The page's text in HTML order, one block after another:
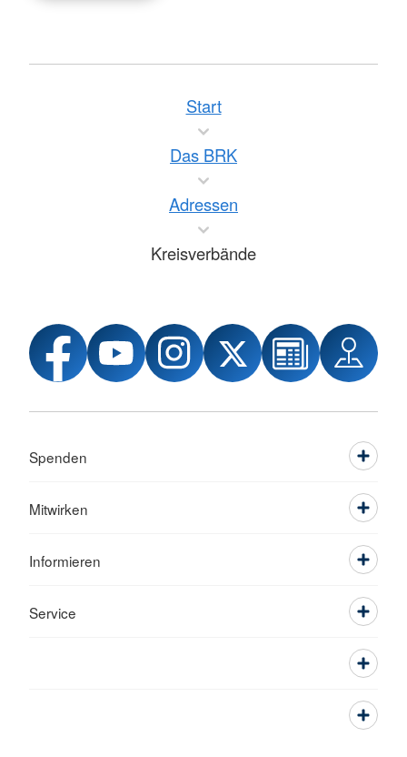
Start
Das BRK
Adressen
Kreisverbände
Spenden
Mitwirken
Informieren
Service